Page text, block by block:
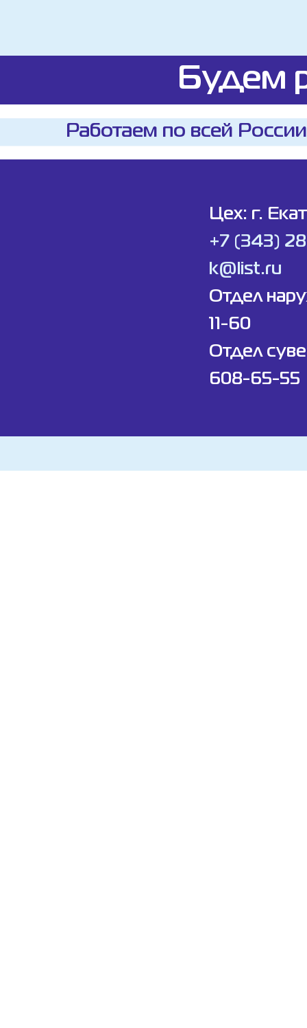
Будем
Работаем по всей
Цех: г.
+7 (343)
k@list.ru
Отдел
11-60
Отдел
608-65-55